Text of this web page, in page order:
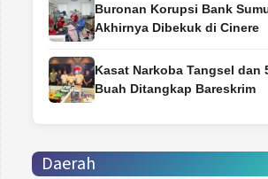
Buronan Korupsi Bank
Akhirnya Dibekuk di Cinere
Kasat Narkoba Tangsel dan
Buah Ditangkap Bareskrim
Daerah